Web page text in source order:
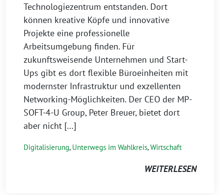
Technologiezentrum entstanden. Dort
können kreative Köpfe und innovative
Projekte eine professionelle
Arbeitsumgebung finden. Für
zukunftsweisende Unternehmen und Start-
Ups gibt es dort flexible Büroeinheiten mit
modernster Infrastruktur und exzellenten
Networking-Möglichkeiten. Der CEO der MP-
SOFT-4-U Group, Peter Breuer, bietet dort
aber nicht […]
Digitalisierung, Unterwegs im Wahlkreis,Wirtschaft
WEITERLESEN